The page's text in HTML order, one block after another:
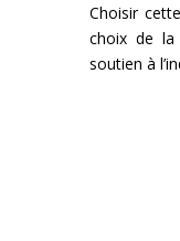
Choisir
choix de la
soutien à